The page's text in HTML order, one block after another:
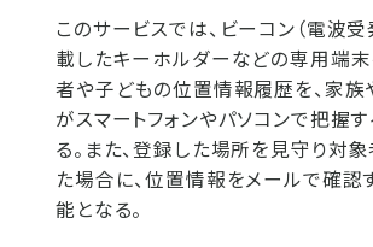
このサービスでは、ビーコン（電波
載したキーホルダーなどの専用端
者や子どもの位置情報履歴を、家
がスマートフォンやパソコンで把握
る。また、登録した場所を見守り対
た場合に、位置情報をメールで確認
能となる。